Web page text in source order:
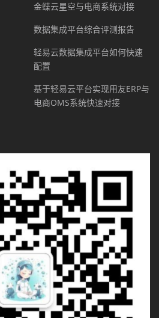
金蝶云星空与电商系统对接
数据集成平台综合评测报告
轻易云数据集成平台如何快速
配置
基于轻易云平台实现用友ERP与
电商OMS系统快速对接